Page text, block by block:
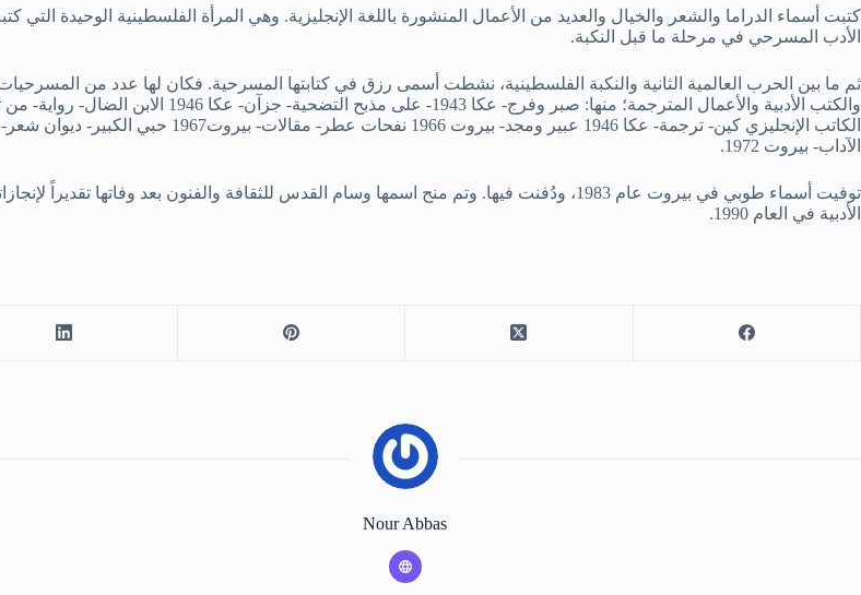
كتبت أسماء الدراما والشعر والخيال والعديد من الأعمال المنشورة باللغة الإنجليزية. وهي المرأة الفلسطينية الوحيدة التي
الأدب المسرحي في مرحلة ما قبل النكبة.
ثم ما بين الحرب العالمية الثانية والنكبة الفلسطينية، نشطت أسمى رزق في كتابتها المسرحية. فكان لها عدد من
والكتب الأدبية والأعمال المترجمة؛ منها: صبر وفرج- عكا 1943- على مذبح التضحية- جزآن- عكا 1946
الكاتب الإنجليزي كين- ترجمة- عكا 1946 عبير ومجد- بيروت 1966 نفحات عطر- مقالات- بيروت1967 حبي الكبير-
الآداب- بيروت 1972.
توفيت أسماء طوبي في بيروت عام 1983، ودُفنت فيها. وتم منح اسمها وسام القدس للثقافة والفنون بعد وفاتها تقديراً
الأدبية في العام 1990.
Nour Abbas